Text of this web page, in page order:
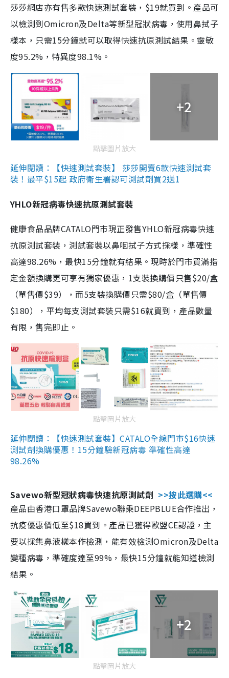
莎莎網店亦有售多款快速測試套裝，$19就買到。產品可
以檢測到Omicron及Delta等新型冠狀病毒，使用鼻拭子
樣本，只需15分鐘就可以取得快速抗原測試結果。靈敏
度95.2%，特異度98.1%。
+2
點擊圖片放大
延伸閱讀：【快速測試套裝】 莎莎開賣6款快速測試套
裝！最平$15起 政府衛生署認可測試劑買2送1
YHLO新冠病毒快速抗原測試套裝
健康食品品牌CATALO門市現正發售YHLO新冠病毒快速
抗原測試套裝，測試套裝以鼻咽拭子方式採樣，準確性
高達98.26%，最快15分鐘就有結果。現時於門市買滿指
定金額換購更可享有獨家優惠，1支裝換購價只售$20/盒
（單售價$39），而5支裝換購價只需$80/盒（單售價
$180），平均每支測試套裝只需$16就買到，產品數量
有限，售完即止。
點擊圖片放大
延伸閱讀：【快速測試套裝】CATALO全線門市$16快速
測試劑換購優惠！15分鐘驗新冠病毒 準確性高達
98.26%
Savewo新型冠狀病毒快速抗原測試劑 >>按此選購<<
產品由香港口罩品牌Savewo聯乘DEEPBLUE合作推出，
抗疫優惠價低至$18買到。產品已獲得歐盟CE認證，主
要以採集鼻液樣本作檢測，能有效檢測Omicron及Delta
變種病毒，準確度達至99%，最快15分鐘就能知道檢測
結果。
+2
點擊圖片放大